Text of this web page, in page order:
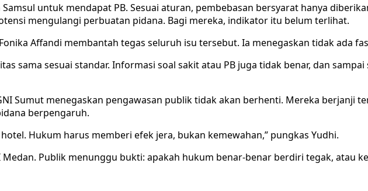
untuk mendapat PB. Sesuai aturan, pembebasan bersyarat hanya
mengulangi perbuatan pidana. Bagi mereka, indikator itu belum terlihat.
Affandi membantah tegas seluruh isu tersebut. Ia menegaskan tidak ada
sama sesuai standar. Informasi soal sakit atau PB juga tidak benar, dan
Sumut menegaskan pengawasan publik tidak akan berhenti. Mereka berjanji
berpengaruh.
Hukum harus memberi efek jera, bukan kemewahan,” pungkas Yudhi.
Publik menunggu bukti: apakah hukum benar-benar berdiri tegak, atau